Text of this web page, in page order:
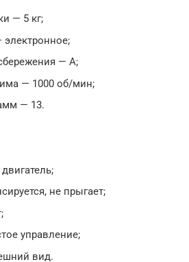
— 5 кг;
— А;
— 1000 об/мин;
— 13.
не прыгает;
управление;
вид.